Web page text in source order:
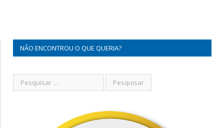
NÃO ENCONTROU O QUE QUERIA?